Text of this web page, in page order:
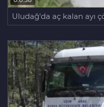
Uludağ'da aç kalan ayı